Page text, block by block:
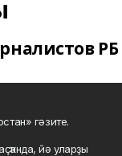
РБ
гәзите.
йә уларҙы